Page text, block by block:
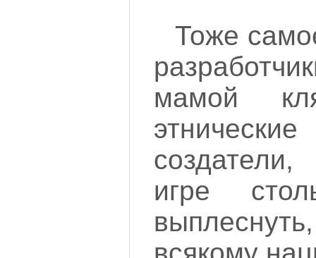
Тоже
мамой
игре